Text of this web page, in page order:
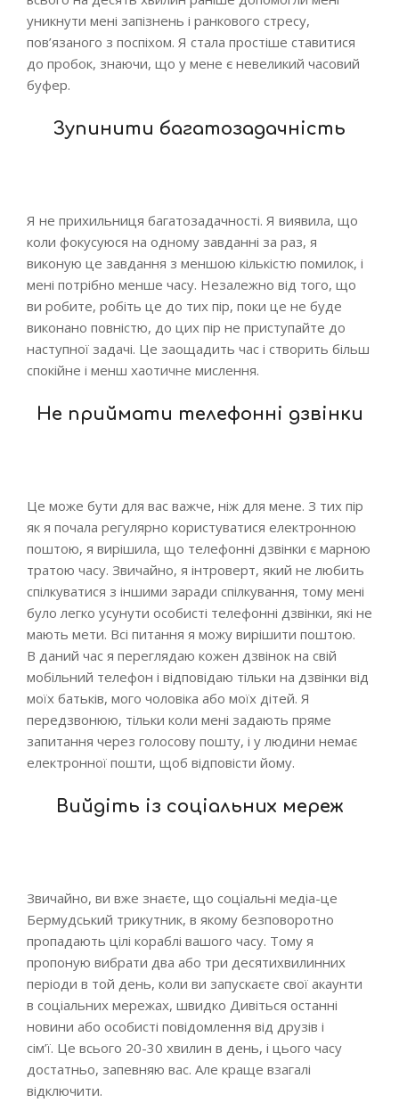
уникнути мені запізнень і ранкового стресу,
пов’язаного з поспіхом. Я стала простіше ставитися
до пробок, знаючи, що у мене є невеликий часовий
буфер.
Зупинити багатозадачність
Я не прихильниця багатозадачності. Я виявила, що
коли фокусуюся на одному завданні за раз, я
виконую це завдання з меншою кількістю помилок, і
мені потрібно менше часу. Незалежно від того, що
ви робите, робіть це до тих пір, поки це не буде
виконано повністю, до цих пір не приступайте до
наступної задачі. Це заощадить час і створить більш
спокійне і менш хаотичне мислення.
Не приймати телефонні дзвінки
Це може бути для вас важче, ніж для мене. З тих пір
як я почала регулярно користуватися електронною
поштою, я вирішила, що телефонні дзвінки є марною
тратою часу. Звичайно, я інтроверт, який не любить
спілкуватися з іншими заради спілкування, тому мені
було легко усунути особисті телефонні дзвінки, які не
мають мети. Всі питання я можу вирішити поштою.
В даний час я переглядаю кожен дзвінок на свій
мобільний телефон і відповідаю тільки на дзвінки від
моїх батьків, мого чоловіка або моїх дітей. Я
передзвонюю, тільки коли мені задають пряме
запитання через голосову пошту, і у людини немає
електронної пошти, щоб відповісти йому.
Вийдіть із соціальних мереж
Звичайно, ви вже знаєте, що соціальні медіа-це
Бермудський трикутник, в якому безповоротно
пропадають цілі кораблі вашого часу. Тому я
пропоную вибрати два або три десятихвилинних
періоди в той день, коли ви запускаєте свої акаунти
в соціальних мережах, швидко Дивіться останні
новини або особисті повідомлення від друзів і
сім’ї. Це всього 20-30 хвилин в день, і цього часу
достатньо, запевняю вас. Але краще взагалі
відключити.